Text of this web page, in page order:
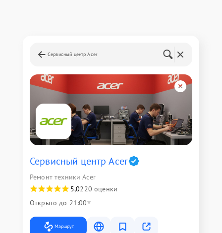
Сервисный центр Acer
Сервисный центр Acer
Ремонт техники Acer
5,0220 оценки
Открыто до 21:00
Маршрут